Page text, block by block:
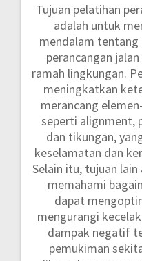
Tujuan pelatihan
adalah untuk
mendalam tentang
perancangan
ramah lingkungan.
meningkatkan
merancang
seperti alignment,
dan tikungan,
keselamatan dan
Selain itu, tujuan
memahami
dapat
mengurangi
dampak negatif
pemukiman